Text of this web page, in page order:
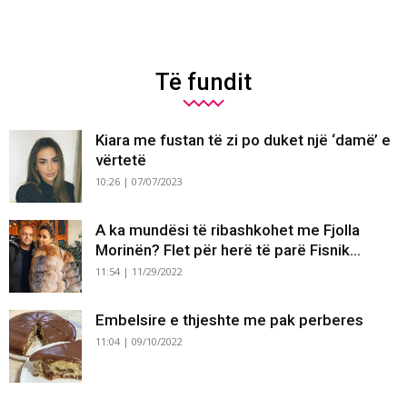
Të fundit
Kiara me fustan të zi po duket një ‘damë’ e
vërtetë
10:26 | 07/07/2023
A ka mundësi të ribashkohet me Fjolla
Morinën? Flet për herë të parë Fisnik...
11:54 | 11/29/2022
Embelsire e thjeshte me pak perberes
11:04 | 09/10/2022